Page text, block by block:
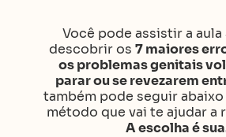
Você pode assistir a aula
descobriros 7 maiores
os problemas genitais
parar ou se revezarem
também pode seguir
método que vai te ajudar a
A escolha é